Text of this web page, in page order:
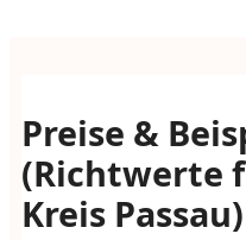
Preise &
(Richtwerte
Kreis Passau)